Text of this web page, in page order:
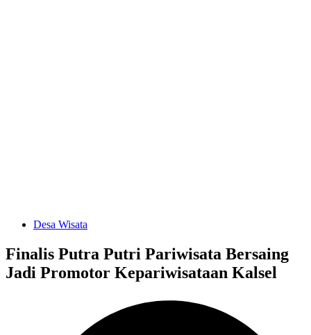
Desa Wisata
Finalis Putra Putri Pariwisata Bersaing
Jadi Promotor Kepariwisataan Kalsel